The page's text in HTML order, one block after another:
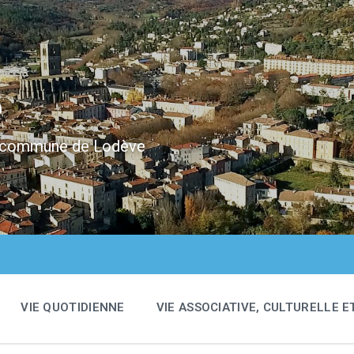
de Lodève
VIE QUOTIDIENNE VIE ASSOCIATIVE, CULTURELLE